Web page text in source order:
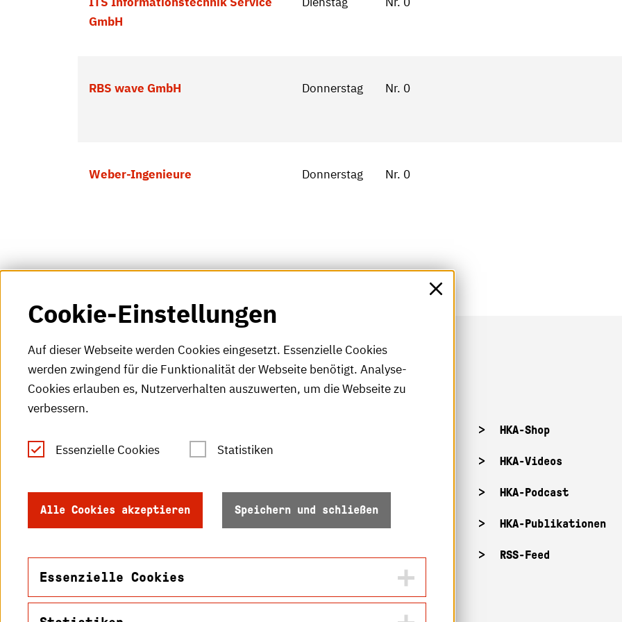
GmbH
RBS wave GmbH Donnerstag Nr. 0
Weber-Ingenieure Donnerstag Nr. 0
Fax: +49 (0)721 925-2000
Postfach 2440
76012 Karlsruhe
Öffnungszeiten
Security
HKA-Shop
HKA-Videos
HKA-Podcast
HKA-Publikationen
RSS-Feed
Cookie-Einstellungen
Auf dieser Webseite werden Cookies eingesetzt. Essenzielle Cookies
werden zwingend für die Funktionalität der Webseite benötigt. Analyse-
Cookies erlauben es, Nutzerverhalten auszuwerten, um die Webseite zu
verbessern.
Essenzielle Cookies Statistiken
Alle Cookies akzeptieren Speichern und schließen
Essenzielle Cookies